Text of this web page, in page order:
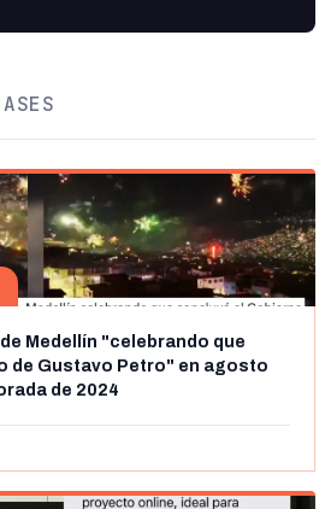
Medellín "celebrando que
de Gustavo Petro" en agosto
de 2024